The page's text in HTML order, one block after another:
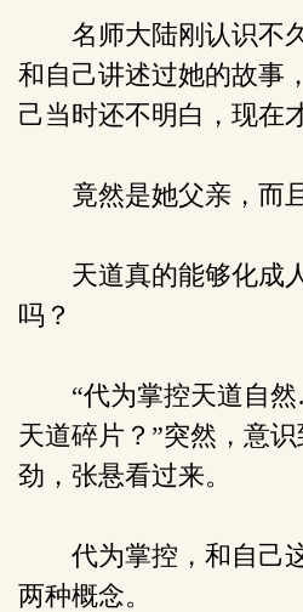
名师大陆刚认识不
和自己讲述过她的故事
己当时还不明白，现在
竟然是她父亲，而且
天道真的能够化成
吗？
“代为掌控天道自
天道碎片？”突然，意
劲，张悬看过来。
代为掌控，和自己这
两种概念。